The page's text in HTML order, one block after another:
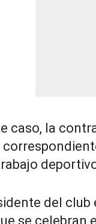
caso, la
del
se celebran